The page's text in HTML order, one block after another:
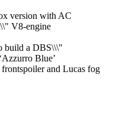
version with AC
V8-engine
build a DBS\\\"
Blue’
and Lucas fog